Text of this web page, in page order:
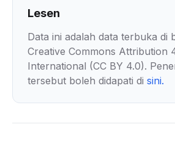
Lesen
Data ini adalah data terbuka di
Creative Commons Attribution
International (CC BY 4.0).
tersebut boleh didapati di sini.